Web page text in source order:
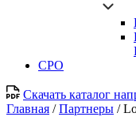
СРО
Скачать каталог
Главная /Партнеры /